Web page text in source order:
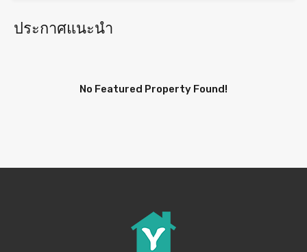
ประกาศแนะนำ
No Featured Property Found!